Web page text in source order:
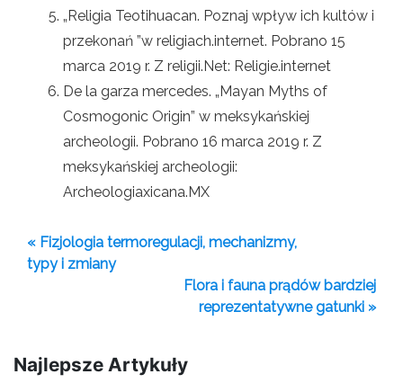
„Religia Teotihuacan. Poznaj wpływ ich kultów i
przekonań ”w religiach.internet. Pobrano 15
marca 2019 r. Z religii.Net: Religie.internet
De la garza mercedes. „Mayan Myths of
Cosmogonic Origin” w meksykańskiej
archeologii. Pobrano 16 marca 2019 r. Z
meksykańskiej archeologii:
Archeologiaxicana.MX
« Fizjologia termoregulacji, mechanizmy,
typy i zmiany
Flora i fauna prądów bardziej
reprezentatywne gatunki »
Najlepsze Artykuły